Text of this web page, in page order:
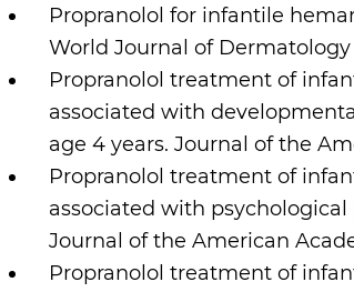
Propranolol for infantile
World Journal of Dermatology
Propranolol treatment of
associated with
age 4 years. Journal of the
Propranolol treatment of
associated with
Journal of the American
Propranolol treatment of